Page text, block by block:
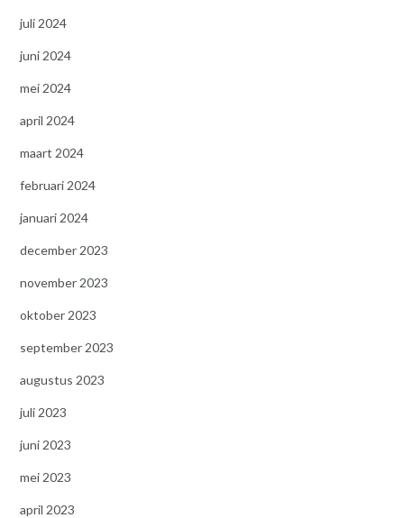
juli 2024
juni 2024
mei 2024
april 2024
maart 2024
februari 2024
januari 2024
december 2023
november 2023
oktober 2023
september 2023
augustus 2023
juli 2023
juni 2023
mei 2023
april 2023